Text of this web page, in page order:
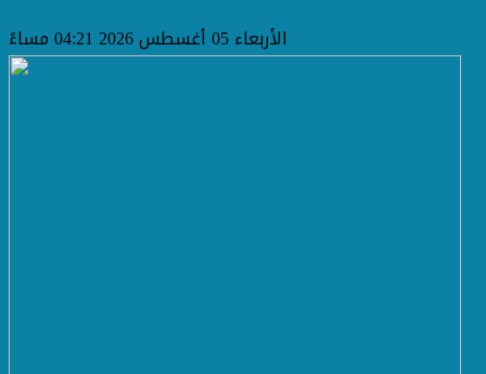
الأربعاء 05 أغسطس 2026 04:21 مساءً